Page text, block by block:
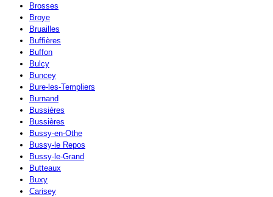
Brosses
Broye
Bruailles
Buffières
Buffon
Bulcy
Buncey
Bure-les-Templiers
Burnand
Bussières
Bussières
Bussy-en-Othe
Bussy-le Repos
Bussy-le-Grand
Butteaux
Buxy
Carisey